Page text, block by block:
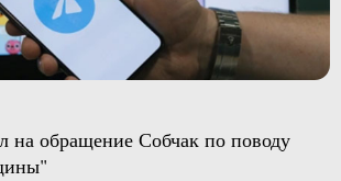
на обращение Собчак по поводу